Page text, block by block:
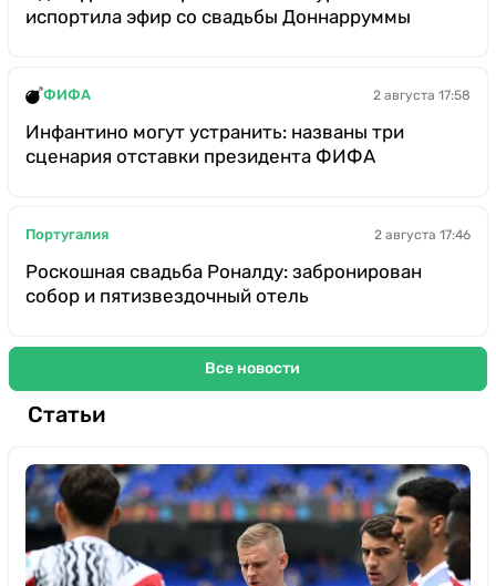
испортила эфир со свадьбы Доннарруммы
ФИФА 2 августа 17:58
Инфантино могут устранить: названы три
сценария отставки президента ФИФА
Португалия 2 августа 17:46
Роскошная свадьба Роналду: забронирован
собор и пятизвездочный отель
Все новости
Статьи